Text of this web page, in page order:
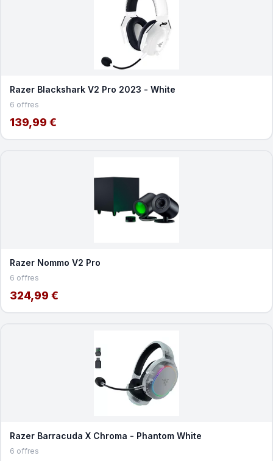
Razer Blackshark V2 Pro 2023 - White
6 offres
139,99 €
Razer Nommo V2 Pro
6 offres
324,99 €
Razer Barracuda X Chroma - Phantom White
6 offres